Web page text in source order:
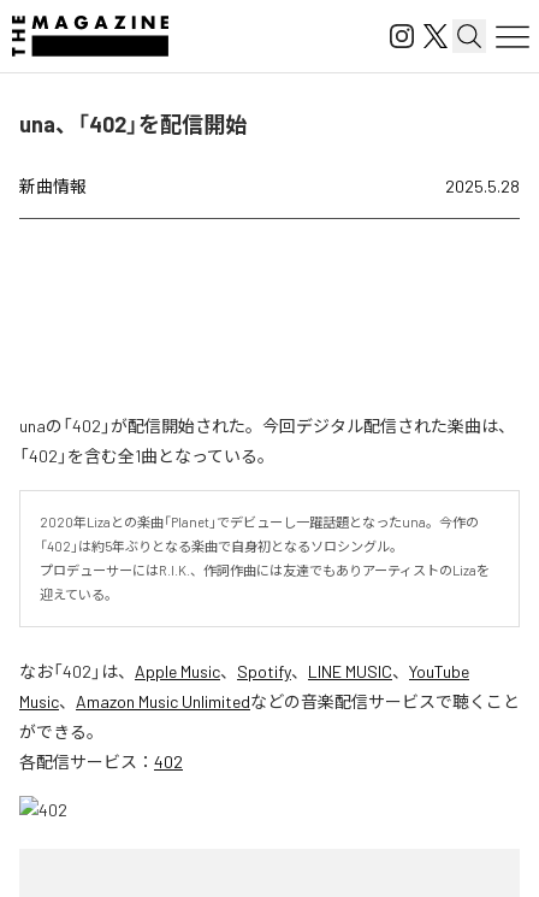
una、「402」を配信開始
新曲情報 2025.5.28
unaの「402」が配信開始された。今回デジタル配信された楽曲は、
「402」を含む全1曲となっている。
2020年Lizaとの楽曲「Planet」でデビューし一躍話題となったuna。今作の
「402」は約5年ぶりとなる楽曲で自身初となるソロシングル。
プロデューサーにはR.I.K.、作詞作曲には友達でもありアーティストのLizaを
迎えている。
なお「402 」は、 Apple Music、 Spotify、 LINE MUSIC、 YouTube
Music、 Amazon Music Unlimitedなどの音楽配信サービスで聴くこと
ができる。
各配信サービス： 402